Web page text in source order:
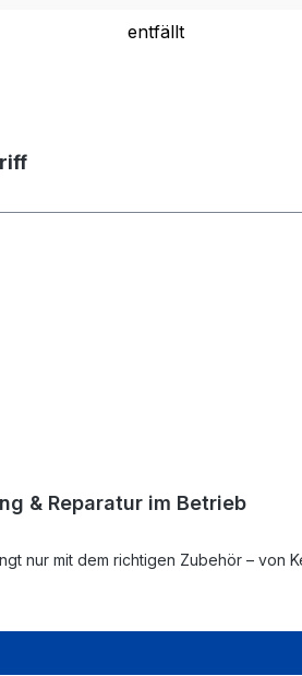
entfällt
& Reparatur im Betrieb
nur mit dem richtigen Zubehör – von